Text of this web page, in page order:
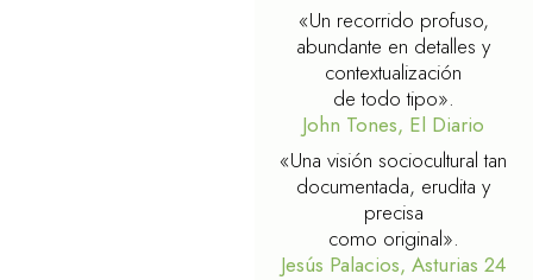
«Un recorrido profuso,
abundante en detalles y
contextualización
de todo tipo».
John Tones, El Diario
«Una visión sociocultural tan
documentada, erudita y
precisa
como original».
Jesús Palacios, Asturias 24